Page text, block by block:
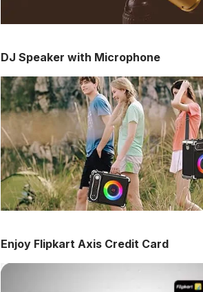
DJ Speaker with Microphone
Enjoy Flipkart Axis Credit Card